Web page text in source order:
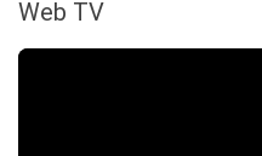
Web TV